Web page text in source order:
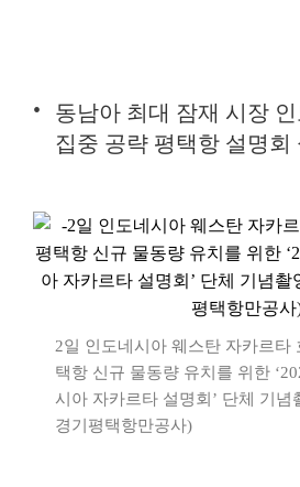
동남아 최대 잠재 시장
집중 공략 평택항 설명회
2일 인도네시아 웨스탄 자카르타
택항 신규 물동량 유치를 위한
시아 자카르타 설명회’ 단체 기념
경기평택항만공사)